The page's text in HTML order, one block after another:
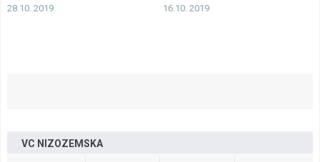
28.10. 2019
16.10. 2019
VC NIZOZEMSKA